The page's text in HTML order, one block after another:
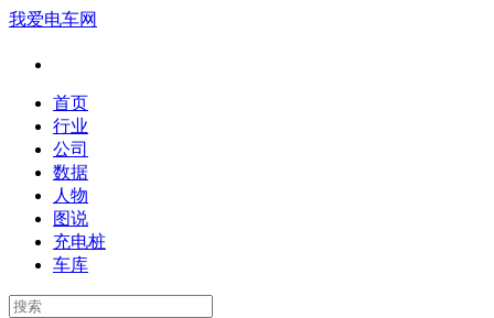
我爱电车网
首页
行业
公司
数据
人物
图说
充电桩
车库